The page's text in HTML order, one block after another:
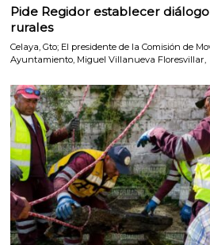
Pide Regidor establecer
rurales
Celaya, Gto; El presidente de la Comisión de
Ayuntamiento, Miguel Villanueva Floresvillar,